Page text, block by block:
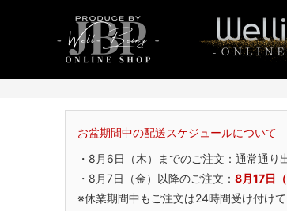
お盆期間中の配送スケジュールについて
・8月6日（木）までのご注文：通常通り
・8月7日（金）以降のご注文： 8月17日
※休業期間中もご注文は24時間受け付けて